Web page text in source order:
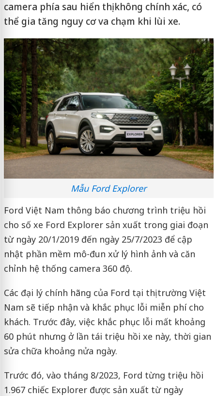
camera phía sau hiển thị không chính xác, có
thể gia tăng nguy cơ va chạm khi lùi xe.
Mẫu Ford Explorer
Ford Việt Nam thông báo chương trình triệu hồi
cho số xe Ford Explorer sản xuất trong giai đoạn
từ ngày 20/1/2019 đến ngày 25/7/2023 để cập
nhật phần mềm mô-đun xử lý hình ảnh và căn
chỉnh hệ thống camera 360 độ.
Các đại lý chính hãng của Ford tại thị trường Việt
Nam sẽ tiếp nhận và khắc phục lỗi miễn phí cho
khách. Trước đây, việc khắc phục lỗi mất khoảng
60 phút nhưng ở lần tái triệu hồi xe này, thời gian
sửa chữa khoảng nửa ngày.
Trước đó, vào tháng 8/2023, Ford từng triệu hồi
1.967 chiếc Explorer được sản xuất từ ngày